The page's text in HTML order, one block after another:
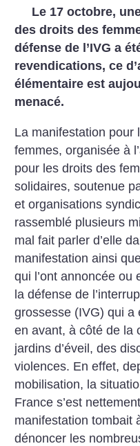
Le 17 octobre,
des droits des
défense de l’IVG a
revendications, ce
élémentaire est
menacé.
La manifestation pour
femmes, organisée à
pour les droits des
solidaires, soutenue
et organisations
rassemblé plusieurs
mal fait parler d’elle
manifestation ainsi
qui l’ont annoncée ou
la défense de
grossesse (IVG) qui a
en avant, à côté de la
jardins d’éveil, des
violences. En effet,
mobilisation, la
France s’est
manifestation tombait
dénoncer les